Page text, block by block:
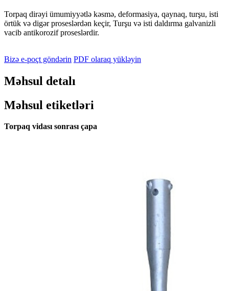
Torpaq dirəyi ümumiyyətlə kəsmə, deformasiya, qaynaq, turşu, isti
örtük və digər proseslərdən keçir, Turşu və isti daldırma galvanizli
vacib antikorozif proseslərdir.
Bizə e-poçt göndərin PDF olaraq yükləyin
Məhsul detalı
Məhsul etiketləri
Torpaq vidası sonrası çapa